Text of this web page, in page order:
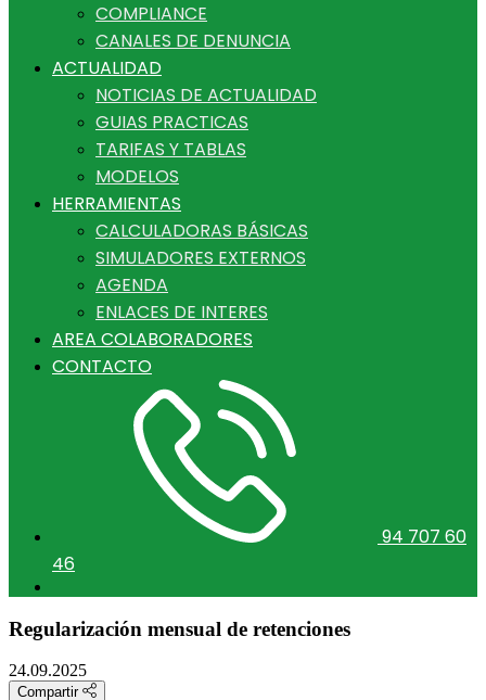
COMPLIANCE
CANALES DE DENUNCIA
ACTUALIDAD
NOTICIAS DE ACTUALIDAD
GUIAS PRACTICAS
TARIFAS Y TABLAS
MODELOS
HERRAMIENTAS
CALCULADORAS BÁSICAS
SIMULADORES EXTERNOS
AGENDA
ENLACES DE INTERES
AREA COLABORADORES
CONTACTO
94 707 60
46
Regularización mensual de retenciones
24.09.2025
Compartir